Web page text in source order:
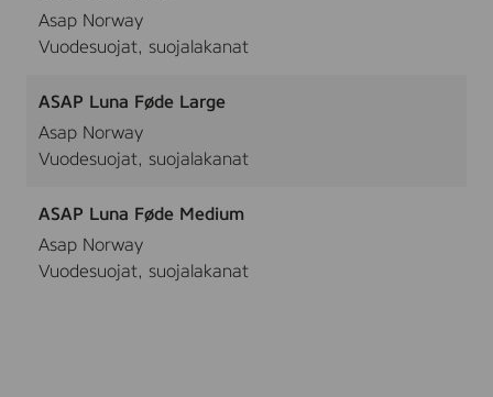
Asap Norway
Vuodesuojat, suojalakanat
ASAP Luna Føde Large
Asap Norway
Vuodesuojat, suojalakanat
ASAP Luna Føde Medium
Asap Norway
Vuodesuojat, suojalakanat